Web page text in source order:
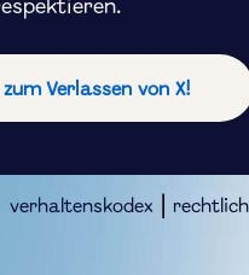
Verlassen von X!
verhaltenskodex